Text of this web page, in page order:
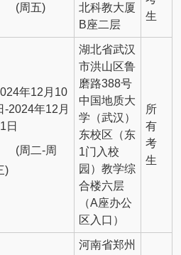
(周五)
北科教大厦
B座二层
生
年12月10
-2024年12月
日
(周二-周
)
湖北省武汉
市洪山区鲁
磨路388号
中国地质大
学（武汉）
东校区（东
1门入校
园）教学综
合楼六层
（A座办公
区入口）
所
有
考
生
河南省郑州